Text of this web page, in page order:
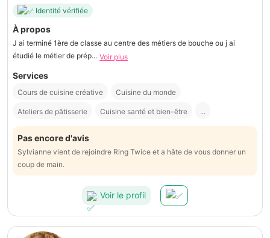
Identité vérifiée
À propos
J ai terminé 1ère de classe au centre des métiers de bouche ou j ai
étudié le métier de prép... Voir plus
Services
Cours de cuisine créative Cuisine du monde
Ateliers de pâtisserie Cuisine santé et bien-être ...
Pas encore d'avis
Sylvianne vient de rejoindre Ring Twice et a hâte de vous donner un
coup de main.
Voir le profil